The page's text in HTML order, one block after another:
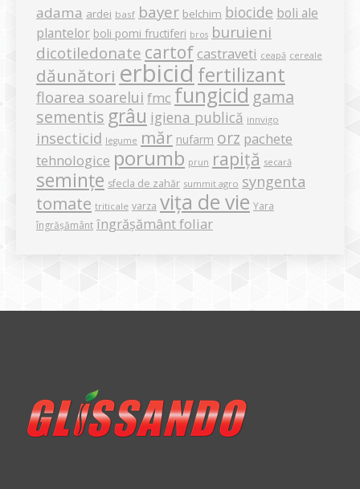
adama ardei basf bayer belchim biocide boli ale
plantelor boli pomi fructiferi bros buruieni
dicotiledonate cartof castraveti ceapă cereale
dăunători erbicidfertilizant
floarea soarelui fmc fungicid gama
sementis grâu igiena publică innvigo
insecticid legume măr nufarm orz pachete
tehnologice porumb prun rapiță secară
semințe sfecla de zahăr summit agro syngenta
tomate triticale varza vița de vie Yara
îngrășământ îngrășământ foliar